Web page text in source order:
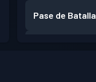
Pase de Batalla